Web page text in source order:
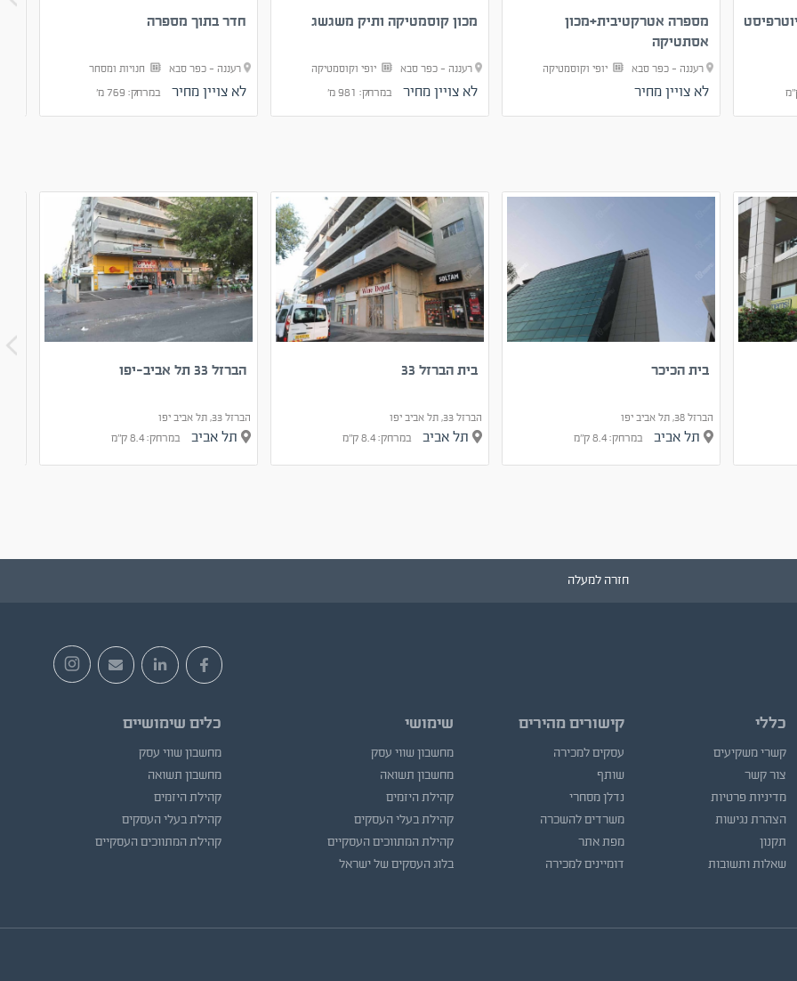
מספרה אטרקטיבית+מכון
אסתטיקה
רעננה - כפר סבא יופי וקוסמטיקה
לא צויין מחיר
מכון קוסמטיקה ותיק משגשג
רעננה - כפר סבא יופי וקוסמטיקה
לא צויין מחיר במרחק: 981 מ'
חדר בתוך מספרה
רעננה - כפר סבא חנויות ומסחר
לא צויין מחיר במרחק: 769 מ'
בית הכיכר
הברזל 38, תל אביב יפו
תל אביב במרחק: 8.4 ק"מ
בית הברזל 33
הברזל 33, תל אביב יפו
תל אביב במרחק: 8.4 ק"מ
הברזל 33 תל אביב-יפו
הברזל 33, תל אביב יפו
תל אביב במרחק: 8.4 ק"מ
חזרה למעלה
כללי
קשרי משקיעים
צור קשר
מדיניות פרטיות
הצהרת נגישות
תקנון
שאלות ותשובות
קישורים מהירים
עסקים למכירה
שותף
נדלן מסחרי
משרדים להשכרה
מפת אתר
דומיינים למכירה
שימושי
מחשבון שווי עסק
מחשבון תשואה
קהילת היזמים
קהילת בעלי העסקים
קהילת המתווכים העסקיים
בלוג העסקים של ישראל
כלים שימושיים
מחשבון שווי עסק
מחשבון תשואה
קהילת היזמים
קהילת בעלי העסקים
קהילת המתווכים העסקיים